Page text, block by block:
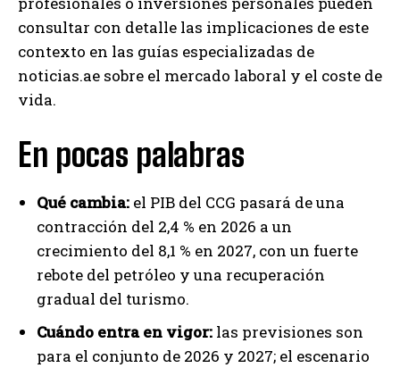
consultar con detalle las implicaciones de este
contexto en las guías especializadas de
noticias.ae sobre el mercado laboral y el coste de
vida.
En pocas palabras
Qué cambia: el PIB del CCG pasará de una
contracción del 2,4 % en 2026 a un
crecimiento del 8,1 % en 2027, con un fuerte
rebote del petróleo y una recuperación
gradual del turismo.
Cuándo entra en vigor: las previsiones son
para el conjunto de 2026 y 2027; el escenario